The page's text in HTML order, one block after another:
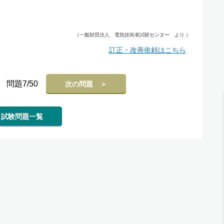
（一般財団法人 電気技術者試験センター より ）
訂正・改善依頼はこちら
問題7/50 次の問題 ＞
試験問題一覧